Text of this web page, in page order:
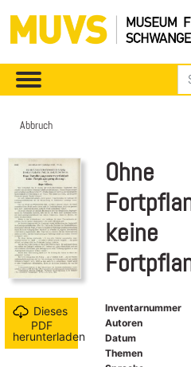
Abbruch
Dieses
PDF
herunterladen
Ohne
keine
Inventarnummer
Autoren
Datum
Themen